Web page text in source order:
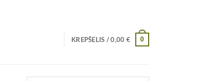
KREPŠELIS /0,00 € 0